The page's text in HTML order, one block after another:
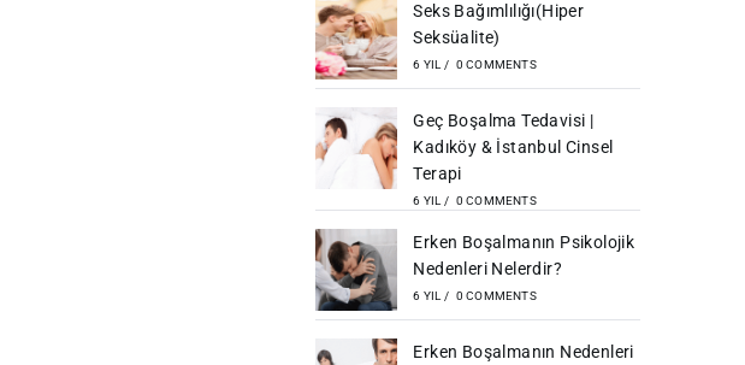
Seks Bağımlılığı(Hiper
Seksüalite)
6 YIL / 0 COMMENTS
Geç Boşalma Tedavisi |
Kadıköy & İstanbul Cinsel
Terapi
6 YIL / 0 COMMENTS
Erken Boşalmanın Psikolojik
Nedenleri Nelerdir?
6 YIL / 0 COMMENTS
Erken Boşalmanın Nedenleri